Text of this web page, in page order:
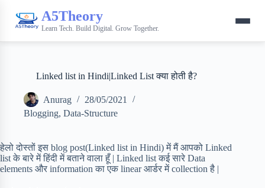
A5Theory
Learn Tech. Build Digital. Grow Together.
Linked list in Hindi|Linked List क्या होती है?
Anurag
28/05/2021
Blogging, Data-Structure
हेलो दोस्तों इस blog post(Linked list in Hindi) में मैं आपको Linked
list के बारे में हिंदी में बताने वाला हूँ | Linked list कई सारे Data
elements और information का एक linear आर्डर में collection है |